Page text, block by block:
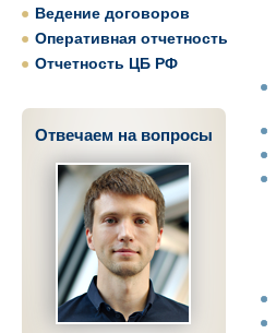
Ведение договоров
Оперативная отчетность
Отчетность ЦБ РФ
Отвечаем на вопросы